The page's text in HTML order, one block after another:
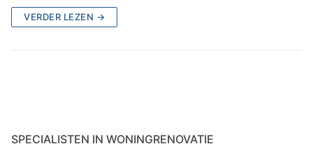
VERDER LEZEN →
SPECIALISTEN IN WONINGRENOVATIE